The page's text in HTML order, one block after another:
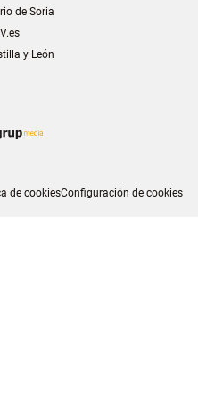
de Soria
y León
de cookiesConfiguración de cookies